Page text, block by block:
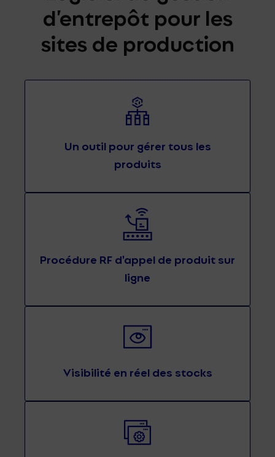
d’entrepôt pour les
sites de production
Un outil pour gérer tous les
produits
Procédure RF d'appel de produit sur
ligne
Visibilité en réel des stocks